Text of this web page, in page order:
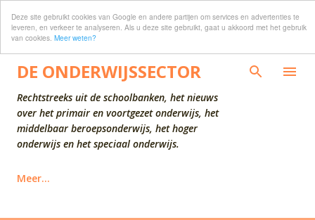
Deze site gebruikt cookies van Google en andere partijen om services en advertenties te
leveren, en verkeer te analyseren. Als u deze site gebruikt, gaat u akkoord met het gebruik
van cookies. Meer weten?
Doorgaan naar hoofdcontent
DE ONDERWIJSSECTOR
Rechtstreeks uit de schoolbanken, het nieuws
over het primair en voortgezet onderwijs, het
middelbaar beroepsonderwijs, het hoger
onderwijs en het speciaal onderwijs.
Meer…